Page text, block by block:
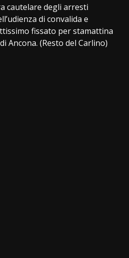
cautelare degli arresti
di convalida e
fissato per stamattina
Ancona. (Resto del Carlino)